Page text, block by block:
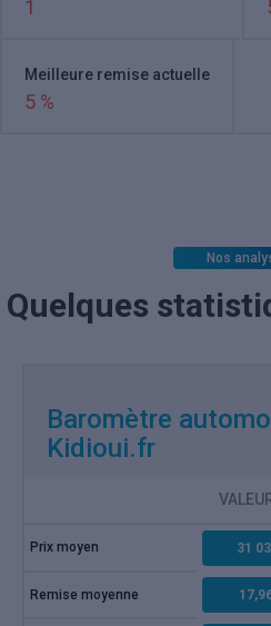
1
Meilleure remise actuelle
5 %
Nos
Quelques
Baromètre
Kidioui.fr
Prix moyen 31
Remise moyenne